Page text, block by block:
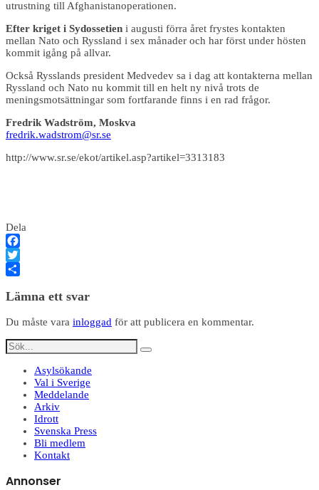
utrustning till Afghanistanoperationen.
Efter kriget i Sydossetien i augusti förra året frystes kontakten
mellan Nato och Ryssland i sex månader och har först under hösten
kommit igång på allvar.
Också Rysslands president Medvedev sa i dag att kontakterna mellan
Ryssland och Nato nu kommit till en helt ny nivå trots de
meningsmotsättningar som fortfarande finns i en rad frågor.
Fredrik Wadström, Moskva
fredrik.wadstrom@sr.se
http://www.sr.se/ekot/artikel.asp?artikel=3313183
Dela
Facebook
Twitter
Lämna ett svar
Du måste vara inloggad för att publicera en kommentar.
Asylsökande
Val i Sverige
Meddelande
Arkiv
Idrott
Svenska Press
Bli medlem
Kontakt
Annonser